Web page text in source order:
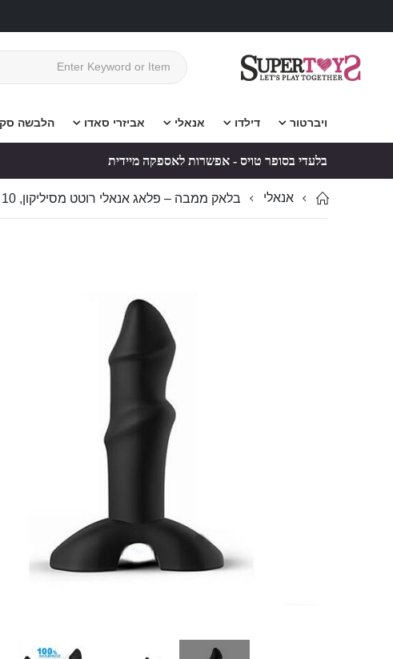
ויברטור דילדו אנאלי אביזרי סאדו הלבשה
בלעדי בסופר טויס - אפשרות לאספקה מיידית
אנאלי בלאק ממבה – פלאג אנאלי רוטט מסיליקון, 10 מצבים, לנשים